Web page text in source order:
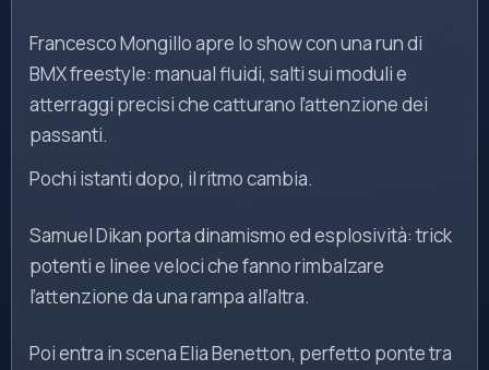
Francesco Mongillo apre lo show con una run di
BMX freestyle: manual fluidi, salti sui moduli e
atterraggi precisi che catturano l’attenzione dei
passanti.
Pochi istanti dopo, il ritmo cambia.
Samuel Dikan porta dinamismo ed esplosività: trick
potenti e linee veloci che fanno rimbalzare
l’attenzione da una rampa all’altra.
Poi entra in scena Elia Benetton, perfetto ponte tra